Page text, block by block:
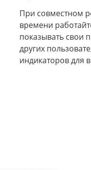
При совместном
времени
показывать свои
других
индикаторов для